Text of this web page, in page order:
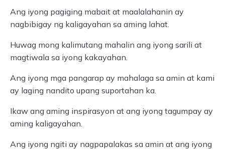
Ang iyong pagiging mabait at maalalahanin ay
nagbibigay ng kaligayahan sa aming lahat.
Huwag mong kalimutang mahalin ang iyong sarili at
magtiwala sa iyong kakayahan.
Ang iyong mga pangarap ay mahalaga sa amin at kami
ay laging nandito upang suportahan ka.
Ikaw ang aming inspirasyon at ang iyong tagumpay ay
aming kaligayahan.
Ang iyong ngiti ay nagpapalakas sa amin at ang iyong